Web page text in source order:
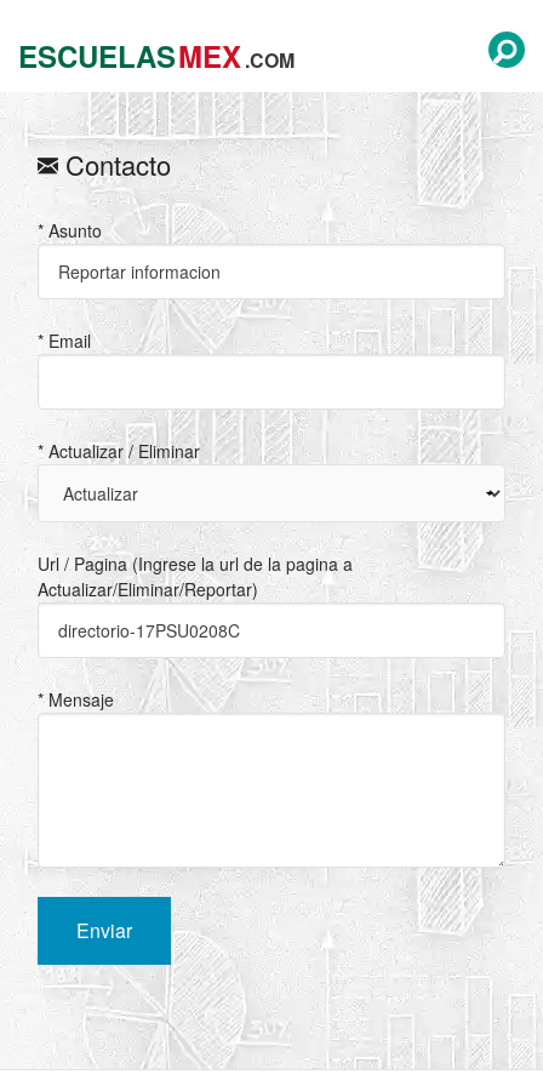
ESCUELASMEX.COM
Contacto
* Asunto
* Email
* Actualizar / Eliminar
Url / Pagina (Ingrese la url de la pagina a
Actualizar/Eliminar/Reportar)
* Mensaje
Enviar